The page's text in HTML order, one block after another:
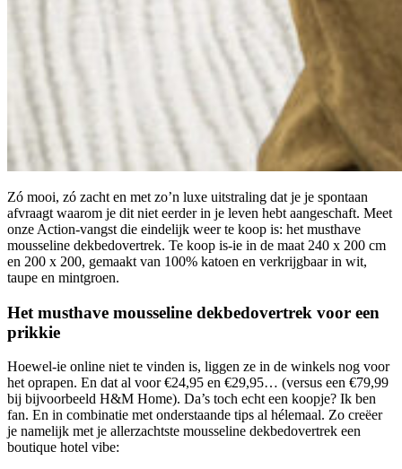
Zó mooi, zó zacht en met zo’n luxe uitstraling dat je je spontaan
afvraagt waarom je dit niet eerder in je leven hebt aangeschaft. Meet
onze Action-vangst die eindelijk weer te koop is: het musthave
mousseline dekbedovertrek. Te koop is-ie in de maat 240 x 200 cm
en 200 x 200, gemaakt van 100% katoen en verkrijgbaar in wit,
taupe en mintgroen.
Het musthave mousseline dekbedovertrek voor een
prikkie
Hoewel-ie online niet te vinden is, liggen ze in de winkels nog voor
het oprapen. En dat al voor €24,95 en €29,95… (versus een €79,99
bij bijvoorbeeld H&M Home). Da’s toch echt een koopje? Ik ben
fan. En in combinatie met onderstaande tips al hélemaal. Zo creëer
je namelijk met je allerzachtste mousseline dekbedovertrek een
boutique hotel vibe: